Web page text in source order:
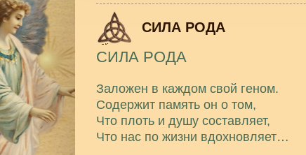
СИЛА РОДА
СИЛА РОДА
Заложен в каждом свой геном.
Содержит память он о том,
Что плоть и душу составляет,
Что нас по жизни вдохновляет…